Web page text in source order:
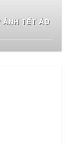
ẢNH TẾT ÁO